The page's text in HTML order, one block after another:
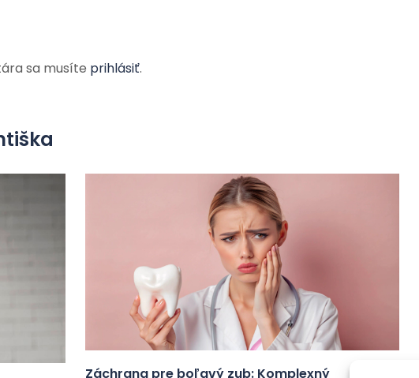
sa musíte prihlásiť.
Záchrana pre boľavý zub: Komplexný